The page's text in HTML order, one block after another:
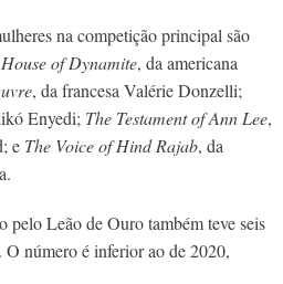
na competição principal são
of Dynamite, da americana
, da francesa Valérie Donzelli;
Enyedi; The Testament of Ann Lee,
e The Voice of Hind Rajab, da
pelo Leão de Ouro também teve seis
número é inferior ao de 2020,